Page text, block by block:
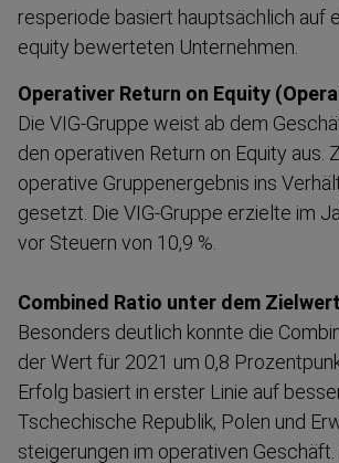
res­periode basiert hauptsächlich auf
equity bewerteten Unternehmen.
Operativer Return on Equity
Die VIG-Gruppe weist ab dem
den operativen Return on Equity aus.
operative Gruppen­er­gebnis ins
gesetzt. Die VIG-Gruppe erzielte im
vor Steuern von 10,9 %.
Combined Ratio unter dem
Besonders deutlich konnte die
der Wert für 2021 um 0,8
Erfolg basiert in erster Linie auf
Tschechische Republik, Polen und
stei­ge­rungen im operativen